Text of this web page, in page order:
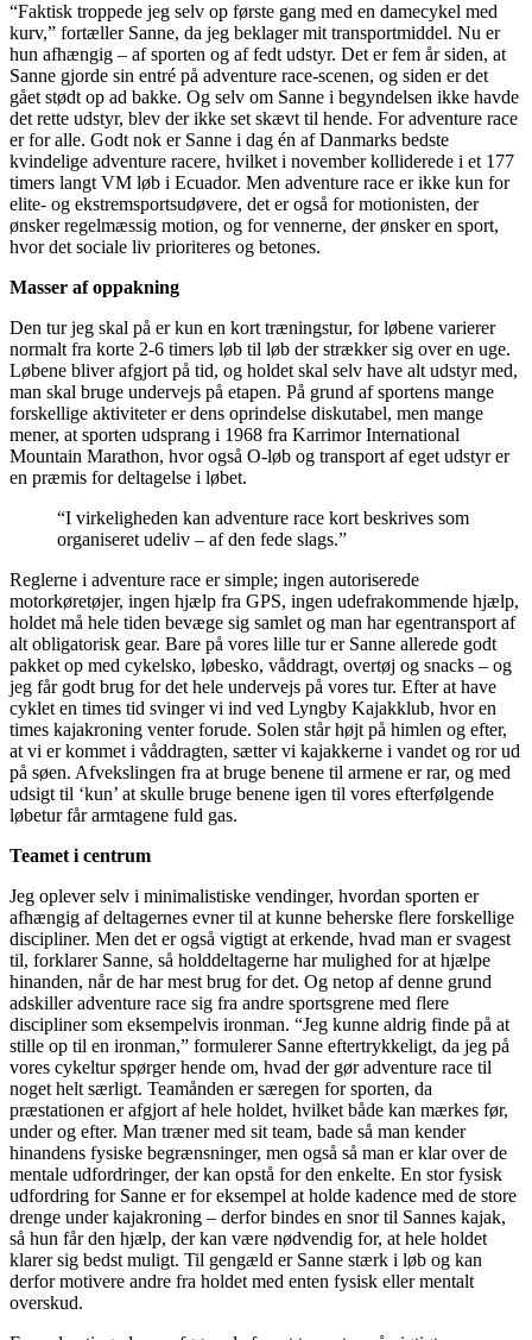
“Faktisk troppede jeg selv op første gang med en damecykel med
kurv,” fortæller Sanne, da jeg beklager mit transportmiddel. Nu er
hun afhængig – af sporten og af fedt udstyr. Det er fem år siden, at
Sanne gjorde sin entré på adventure race-scenen, og siden er det
gået stødt op ad bakke. Og selv om Sanne i begyndelsen ikke havde
det rette udstyr, blev der ikke set skævt til hende. For adventure race
er for alle. Godt nok er Sanne i dag én af Danmarks bedste
kvindelige adventure racere, hvilket i november kolliderede i et 177
timers langt VM løb i Ecuador. Men adventure race er ikke kun for
elite- og ekstremsportsudøvere, det er også for motionisten, der
ønsker regelmæssig motion, og for vennerne, der ønsker en sport,
hvor det sociale liv prioriteres og betones.
Masser af oppakning
Den tur jeg skal på er kun en kort træningstur, for løbene varierer
normalt fra korte 2-6 timers løb til løb der strækker sig over en uge.
Løbene bliver afgjort på tid, og holdet skal selv have alt udstyr med,
man skal bruge undervejs på etapen. På grund af sportens mange
forskellige aktiviteter er dens oprindelse diskutabel, men mange
mener, at sporten udsprang i 1968 fra Karrimor International
Mountain Marathon, hvor også O-løb og transport af eget udstyr er
en præmis for deltagelse i løbet.
“I virkeligheden kan adventure race kort beskrives som
organiseret udeliv – af den fede slags.”
Reglerne i adventure race er simple; ingen autoriserede
motorkøretøjer, ingen hjælp fra GPS, ingen udefrakommende hjælp,
holdet må hele tiden bevæge sig samlet og man har egentransport af
alt obligatorisk gear. Bare på vores lille tur er Sanne allerede godt
pakket op med cykelsko, løbesko, våddragt, overtøj og snacks – og
jeg får godt brug for det hele undervejs på vores tur. Efter at have
cyklet en times tid svinger vi ind ved Lyngby Kajakklub, hvor en
times kajakroning venter forude. Solen står højt på himlen og efter,
at vi er kommet i våddragten, sætter vi kajakkerne i vandet og ror ud
på søen. Afvekslingen fra at bruge benene til armene er rar, og med
udsigt til ‘kun’ at skulle bruge benene igen til vores efterfølgende
løbetur får armtagene fuld gas.
Teamet i centrum
Jeg oplever selv i minimalistiske vendinger, hvordan sporten er
afhængig af deltagernes evner til at kunne beherske flere forskellige
discipliner. Men det er også vigtigt at erkende, hvad man er svagest
til, forklarer Sanne, så holddeltagerne har mulighed for at hjælpe
hinanden, når de har mest brug for det. Og netop af denne grund
adskiller adventure race sig fra andre sportsgrene med flere
discipliner som eksempelvis ironman. “Jeg kunne aldrig finde på at
stille op til en ironman,” formulerer Sanne eftertrykkeligt, da jeg på
vores cykeltur spørger hende om, hvad der gør adventure race til
noget helt særligt. Teamånden er særegen for sporten, da
præstationen er afgjort af hele holdet, hvilket både kan mærkes før,
under og efter. Man træner med sit team, bade så man kender
hinandens fysiske begrænsninger, men også så man er klar over de
mentale udfordringer, der kan opstå for den enkelte. En stor fysisk
udfordring for Sanne er for eksempel at holde kadence med de store
drenge under kajakroning – derfor bindes en snor til Sannes kajak,
så hun får den hjælp, der kan være nødvendig for, at hele holdet
klarer sig bedst muligt. Til gengæld er Sanne stærk i løb og kan
derfor motivere andre fra holdet med enten fysisk eller mentalt
overskud.